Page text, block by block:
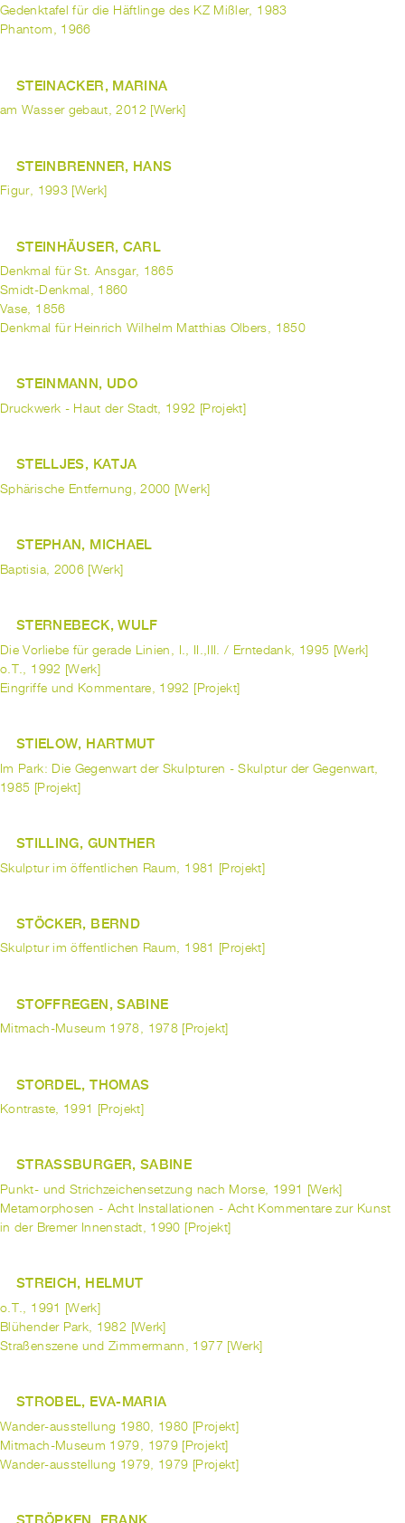
Gedenktafel für die Häftlinge des KZ Mißler, 1983
Phantom, 1966
STEINACKER, MARINA
am Wasser gebaut, 2012 [Werk]
STEINBRENNER, HANS
Figur, 1993 [Werk]
STEINHÄUSER, CARL
Denkmal für St. Ansgar, 1865
Smidt-Denkmal, 1860
Vase, 1856
Denkmal für Heinrich Wilhelm Matthias Olbers, 1850
STEINMANN, UDO
Druckwerk - Haut der Stadt, 1992 [Projekt]
STELLJES, KATJA
Sphärische Entfernung, 2000 [Werk]
STEPHAN, MICHAEL
Baptisia, 2006 [Werk]
STERNEBECK, WULF
Die Vorliebe für gerade Linien, I., II.,III. / Erntedank, 1995 [Werk]
o.T., 1992 [Werk]
Eingriffe und Kommentare, 1992 [Projekt]
STIELOW, HARTMUT
Im Park: Die Gegenwart der Skulpturen - Skulptur der Gegenwart,
1985 [Projekt]
STILLING, GUNTHER
Skulptur im öffentlichen Raum, 1981 [Projekt]
STÖCKER, BERND
Skulptur im öffentlichen Raum, 1981 [Projekt]
STOFFREGEN, SABINE
Mitmach-Museum 1978, 1978 [Projekt]
STORDEL, THOMAS
Kontraste, 1991 [Projekt]
STRASSBURGER, SABINE
Punkt- und Strichzeichensetzung nach Morse, 1991 [Werk]
Metamorphosen - Acht Installationen - Acht Kommentare zur Kunst
in der Bremer Innenstadt, 1990 [Projekt]
STREICH, HELMUT
o.T., 1991 [Werk]
Blühender Park, 1982 [Werk]
Straßenszene und Zimmermann, 1977 [Werk]
STROBEL, EVA-MARIA
Wander-ausstellung 1980, 1980 [Projekt]
Mitmach-Museum 1979, 1979 [Projekt]
Wander-ausstellung 1979, 1979 [Projekt]
STRÖPKEN, FRANK